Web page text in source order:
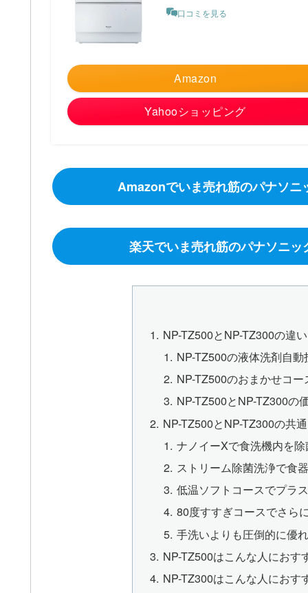
口コミを見る
Amazon
Yahooショッピング
Amazonでいま売れ筋のパナソニ
楽天でいま売れ筋のパナソニ
NP-TZ500とNP-TZ300の違
NP-TZ500の液体洗剤自
NP-TZ500のおまかせコ
NP-TZ500とNP-TZ300の
NP-TZ500とNP-TZ300の共
ナノイーXで食洗機内を
ストリーム除菌洗浄で食
低温ソフトコースでプラ
80度すすぎコースでさら
手洗いよりも圧倒的に優
NP-TZ500はこんな人におす
NP-TZ300はこんな人におす